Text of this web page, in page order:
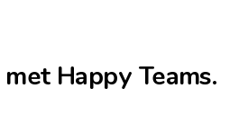
Happy Teams.